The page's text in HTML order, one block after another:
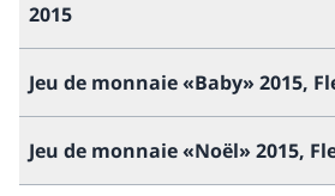
2015
Jeu de monnaie «Baby» 2015,
Jeu de monnaie «Noël» 2015,